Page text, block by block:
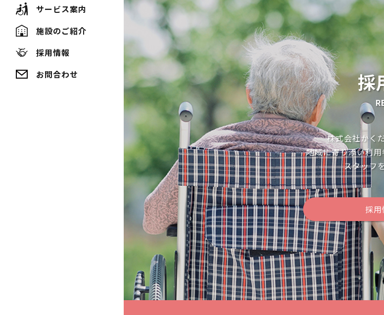
サービス案内
施設のご紹介
採用情報
お問合わせ
シ
ョ
ン
採
株式会社かく
地域に寄り添い利
スタッフ
採用